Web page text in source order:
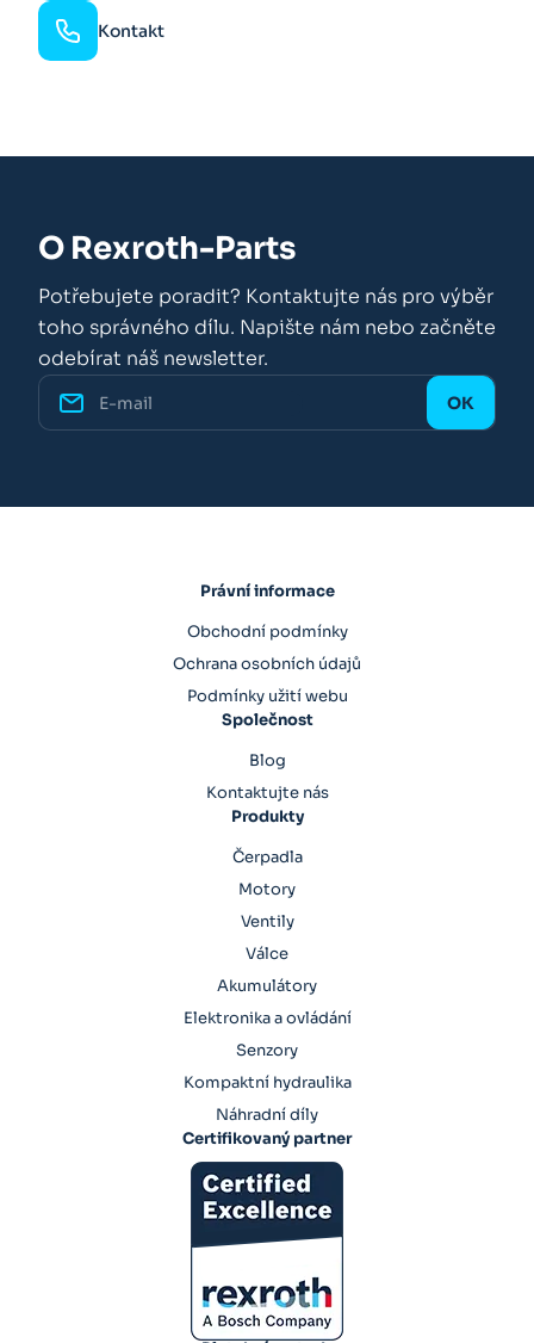
Kontakt
O Rexroth-Parts
Potřebujete poradit? Kontaktujte nás pro výběr
toho správného dílu. Napište nám nebo začněte
odebírat náš newsletter.
Právní informace
Obchodní podmínky
Ochrana osobních údajů
Podmínky užití webu
Společnost
Blog
Kontaktujte nás
Produkty
Čerpadla
Motory
Ventily
Válce
Akumulátory
Elektronika a ovládání
Senzory
Kompaktní hydraulika
Náhradní díly
Certifikovaný partner